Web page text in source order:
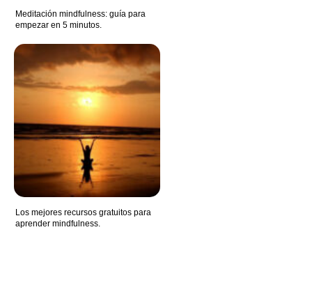
Meditación mindfulness: guía para
empezar en 5 minutos.
Los mejores recursos gratuitos para
aprender mindfulness.